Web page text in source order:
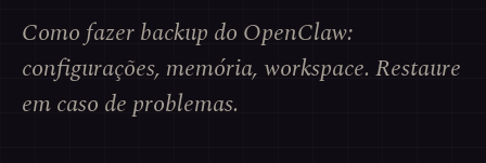
Como fazer backup do OpenClaw:
configurações, memória, workspace. Restaure
em caso de problemas.